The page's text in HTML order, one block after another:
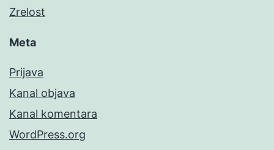
Zrelost
Meta
Prijava
Kanal objava
Kanal komentara
WordPress.org